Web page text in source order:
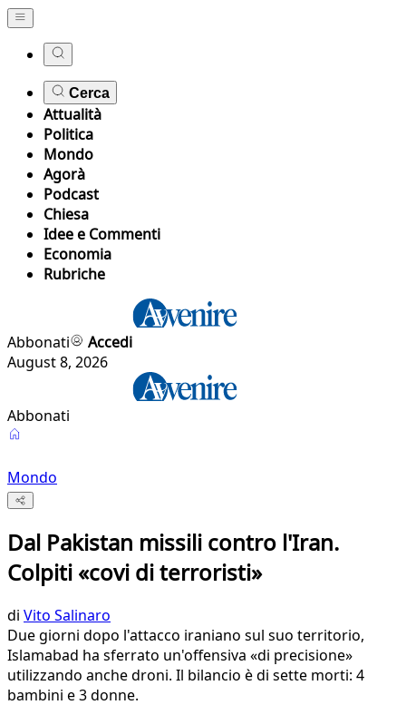
Cerca
Attualità
Politica
Mondo
Agorà
Podcast
Chiesa
Idee e Commenti
Economia
Rubriche
Abbonati
Accedi
August 8, 2026
Abbonati
Mondo
Dal Pakistan missili contro l'Iran.
Colpiti «covi di terroristi»
di Vito Salinaro
Due giorni dopo l'attacco iraniano sul suo territorio,
Islamabad ha sferrato un'offensiva «di precisione»
utilizzando anche droni. Il bilancio è di sette morti: 4
bambini e 3 donne.